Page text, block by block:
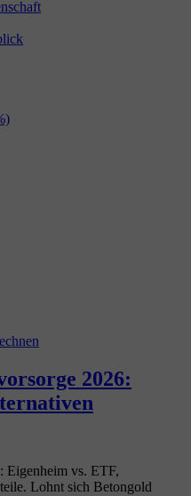
2026:
Eigenheim vs. ETF,
Lohnt sich Betongold